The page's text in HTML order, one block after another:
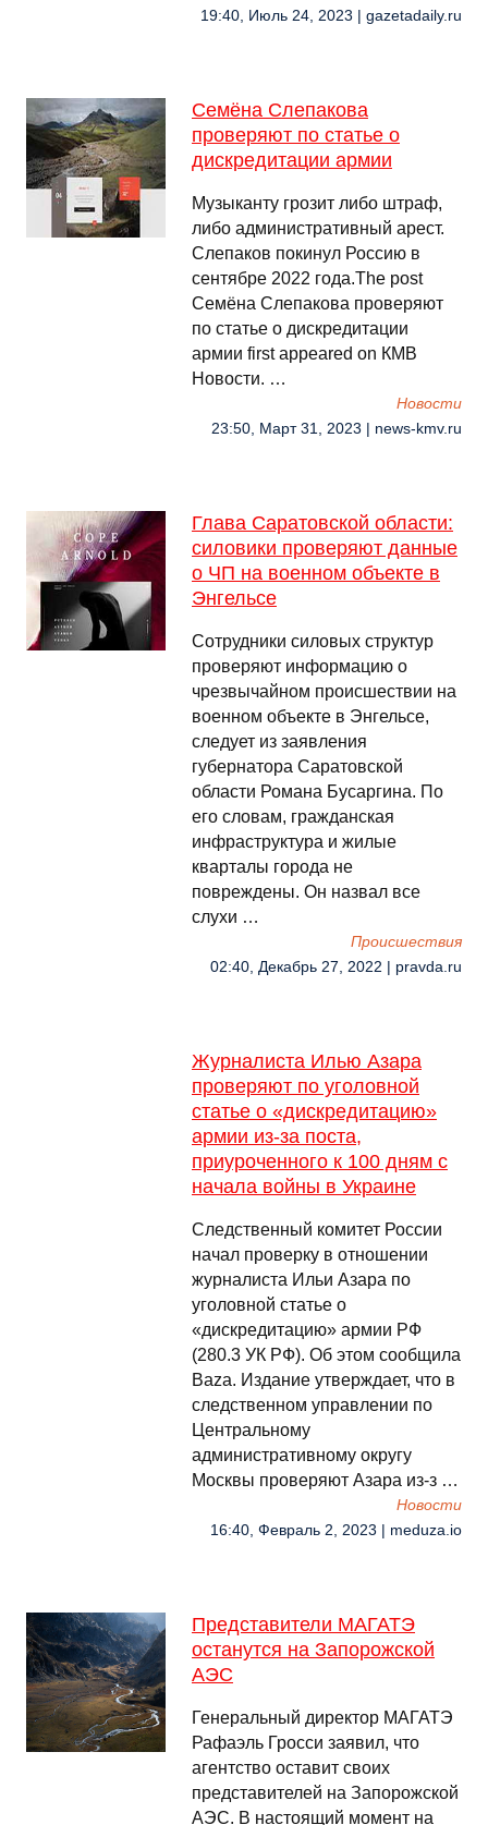
19:40, Июль 24, 2023 | gazetadaily.ru
Семёна Слепакова
проверяют по статье о
дискредитации армии
Музыканту грозит либо штраф,
либо административный арест.
Слепаков покинул Россию в
сентябре 2022 года.The post
Семёна Слепакова проверяют
по статье о дискредитации
армии first appeared on КМВ
Новости. …
Новости
23:50, Март 31, 2023 | news-kmv.ru
Глава Саратовской области:
силовики проверяют данные
о ЧП на военном объекте в
Энгельсе
Сотрудники силовых структур
проверяют информацию о
чрезвычайном происшествии на
военном объекте в Энгельсе,
следует из заявления
губернатора Саратовской
области Романа Бусаргина. По
его словам, гражданская
инфраструктура и жилые
кварталы города не
повреждены. Он назвал все
слухи …
Происшествия
02:40, Декабрь 27, 2022 | pravda.ru
Журналиста Илью Азара
проверяют по уголовной
статье о «дискредитацию»
армии из-за поста,
приуроченного к 100 дням с
начала войны в Украине
Следственный комитет России
начал проверку в отношении
журналиста Ильи Азара по
уголовной статье о
«дискредитацию» армии РФ
(280.3 УК РФ). Об этом сообщила
Baza. Издание утверждает, что в
следственном управлении по
Центральному
административному округу
Москвы проверяют Азара из-з …
Новости
16:40, Февраль 2, 2023 | meduza.io
Представители МАГАТЭ
останутся на Запорожской
АЭС
Генеральный директор МАГАТЭ
Рафаэль Гросси заявил, что
агентство оставит своих
представителей на Запорожской
АЭС. В настоящий момент на